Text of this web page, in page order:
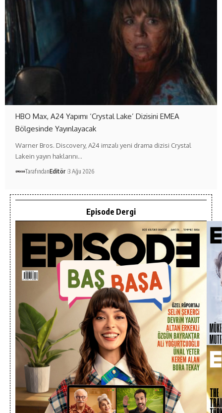
HBO Max, A24 Yapımı ‘Crystal Lake’ Dizisini EMEA
Bölgesinde Yayınlayacak
Warner Bros. Discovery, A24 imzalı yeni drama dizisi Crystal
Lakein yayın haklarını…
TarafındanEditör 3 Ağu 2026
Episode Dergi